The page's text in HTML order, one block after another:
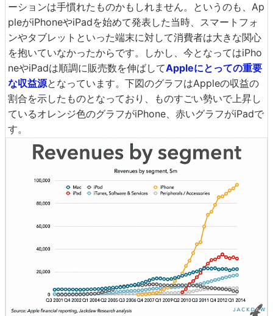
ーションは手慣れたものかもしれません。というのも、Ap
pleがiPhoneやiPadを始めて発表した当時、スマートフォ
ンやタブレットといった端末に対して消費者は大きな関心
を抱いていなかったからです。しかし、今となってはiPho
neやiPadは順調に販売数を伸ばしてAppleにとっての重要
な収益源となっています。下図のグラフはAppleの収益の
割合を示したものとなっており、ものすごい勢いで上昇し
ているオレンジ色のグラフがiPhone、赤いグラフがiPadで
す。